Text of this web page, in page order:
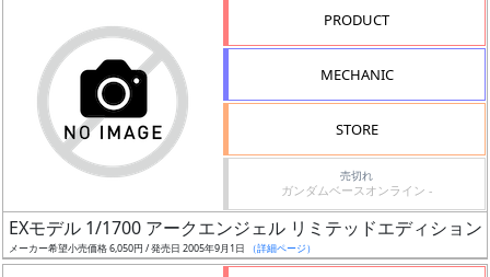
切
含
む
PRODUCT
MECHANIC
STORE
売切れ
ガンダムベースオンライン -
EXモデル 1/1700 アークエンジェル リミテッドエディション
メーカー希望小売価格 6,050円 / 発売日 2005年9月1日 （詳細ページ）